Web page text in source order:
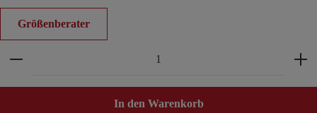
Größenberater
Produkt Anzahl: Gib den gewünschten Wert ein
In den Warenkorb